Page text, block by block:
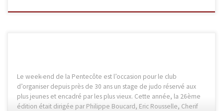
Le week-end de la Pentecôte est l’occasion pour le club
d’organiser depuis près de 30 ans un stage de judo réservé aux
plus jeunes et encadré par les plus vieux. Cette année, la 26ème
édition était dirigée par Philippe Boucard, Eric Rousselle, Cherif